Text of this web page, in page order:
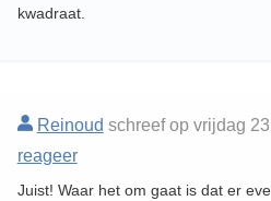
kwadraat.
Reinoud schreef op vrijdag
reageer
Juist! Waar het om gaat is dat er